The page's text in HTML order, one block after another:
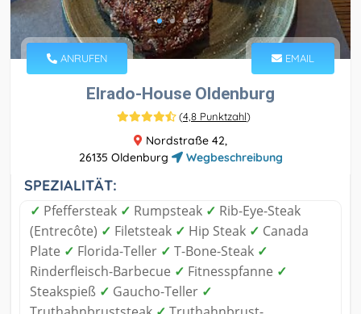
ANRUFEN EMAIL
Elrado-House Oldenburg
(4,8 Punktzahl)
Nordstraße 42,
26135 Oldenburg
Wegbeschreibung
SPEZIALITÄT:
✓ Pfeffersteak ✓ Rumpsteak ✓ Rib-Eye-Steak
(Entrecôte) ✓ Filetsteak ✓ Hip Steak ✓ Canada
Plate ✓ Florida-Teller ✓ T-Bone-Steak ✓
Rinderfleisch-Barbecue ✓ Fitnesspfanne ✓
Steakspieß ✓ Gaucho-Teller ✓